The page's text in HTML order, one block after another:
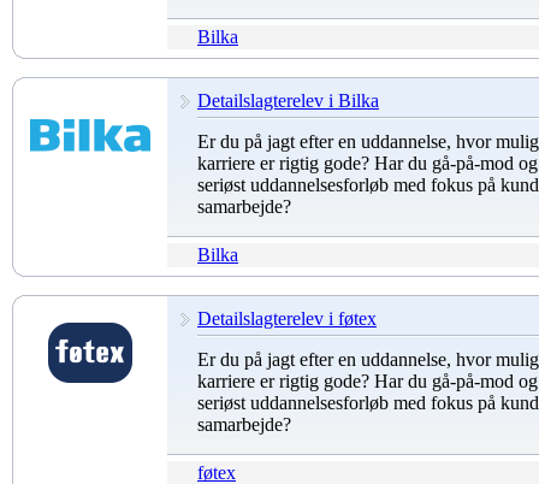
Bilka
Detailslagterelev i Bilka
Er du på jagt efter en uddannelse, hvor
karriere er rigtig gode? Har du gå-på-mod
seriøst uddannelsesforløb med fokus på
samarbejde?
Bilka
Detailslagterelev i føtex
Er du på jagt efter en uddannelse, hvor
karriere er rigtig gode? Har du gå-på-mod
seriøst uddannelsesforløb med fokus på
samarbejde?
føtex